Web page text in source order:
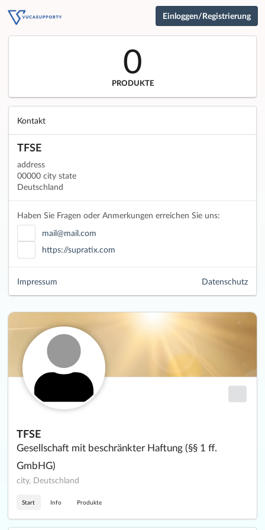
Einloggen/Registrierung
TFSE
Gesellschaft mit beschränkter Haftung (§§ 1 ff.
GmbHG)
city, Deutschland
Start Info Produkte
0
PRODUKTE
Kontakt
TFSE
address
00000 city state
Deutschland
Haben Sie Fragen oder Anmerkungen erreichen Sie uns:
mail@mail.com
https://supratix.com
Datenschutz
Impressum